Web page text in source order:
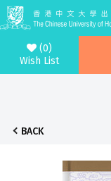
(0)
Wish List
BACK